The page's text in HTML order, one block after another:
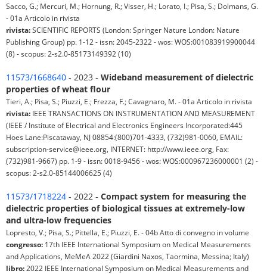
Sacco, G.; Mercuri, M.; Hornung, R.; Visser, H.; Lorato, I.; Pisa, S.; Dolmans, G.
- 01a Articolo in rivista
rivista:SCIENTIFIC REPORTS (London: Springer Nature London: Nature
Publishing Group) pp. 1-12 - issn: 2045-2322 - wos: WOS:001083919900044
(8) - scopus: 2-s2.0-85173149392 (10)
11573/1668640 - 2023 - Wideband measurement of dielectric
properties of wheat flour
Tieri, A.; Pisa, S.; Piuzzi, E.; Frezza, F.; Cavagnaro, M. - 01a Articolo in rivista
rivista: IEEE TRANSACTIONS ON INSTRUMENTATION AND MEASUREMENT
(IEEE / Institute of Electrical and Electronics Engineers Incorporated:445
Hoes Lane:Piscataway, NJ 08854:(800)701-4333, (732)981-0060, EMAIL:
subscription-service@ieee.org, INTERNET: http://www.ieee.org, Fax:
(732)981-9667) pp. 1-9 - issn: 0018-9456 - wos: WOS:000967236000001 (2) -
scopus: 2-s2.0-85144006625 (4)
11573/1718224 - 2022 - Compact system for measuring the
dielectric properties of biological tissues at extremely-low
and ultra-low frequencies
Lopresto, V.; Pisa, S.; Pittella, E.; Piuzzi, E. - 04b Atto di convegno in volume
congresso: 17th IEEE International Symposium on Medical Measurements
and Applications, MeMeA 2022 (Giardini Naxos, Taormina, Messina; Italy)
libro: 2022 IEEE International Symposium on Medical Measurements and